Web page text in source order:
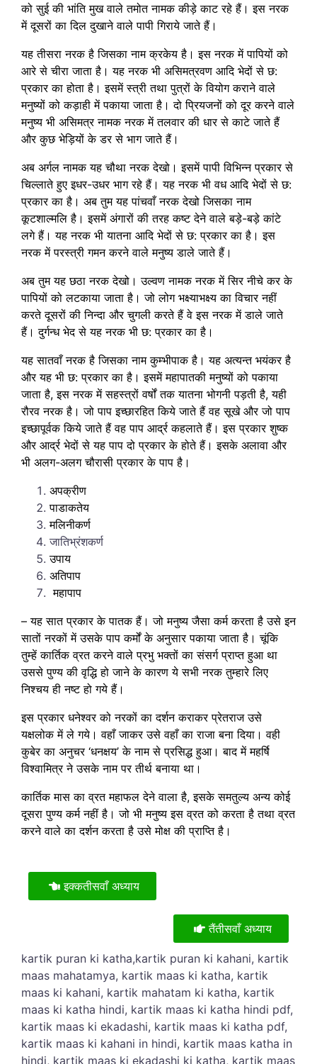
को सुई की भांति मुख वाले तमोत नामक कीड़े काट रहे हैं। इस नरक
में दूसरों का दिल दुखाने वाले पापी गिराये जाते हैं।
यह तीसरा नरक है जिसका नाम क्रकेय है। इस नरक में पापियों को
आरे से चीरा जाता है। यह नरक भी असिमत्रवण आदि भेदों से छ:
प्रकार का होता है। इसमें स्त्री तथा पुत्रों के वियोग कराने वाले
मनुष्यों को कड़ाही में पकाया जाता है। दो प्रियजनों को दूर करने वाले
मनुष्य भी असिमत्र नामक नरक में तलवार की धार से काटे जाते हैं
और कुछ भेड़ियों के डर से भाग जाते हैं।
अब अर्गल नामक यह चौथा नरक देखो। इसमें पापी विभिन्न प्रकार से
चिल्लाते हुए इधर-उधर भाग रहे हैं। यह नरक भी वध आदि भेदों से छ:
प्रकार का है। अब तुम यह पांचवाँ नरक देखो जिसका नाम
कूटशाल्मलि है। इसमें अंगारों की तरह कष्ट देने वाले बड़े-बड़े कांटे
लगे हैं। यह नरक भी यातना आदि भेदों से छ: प्रकार का है। इस
नरक में परस्त्री गमन करने वाले मनुष्य डाले जाते हैं।
अब तुम यह छठा नरक देखो। उल्वण नामक नरक में सिर नीचे कर के
पापियों को लटकाया जाता है। जो लोग भक्ष्याभक्ष्य का विचार नहीं
करते दूसरों की निन्दा और चुगली करते हैं वे इस नरक में डाले जाते
हैं। दुर्गन्ध भेद से यह नरक भी छ: प्रकार का है।
यह सातवाँ नरक है जिसका नाम कुम्भीपाक है । यह अत्यन्त भयंकर है
और यह भी छ: प्रकार का है। इसमें महापातकी मनुष्यों को पकाया
जाता है, इस नरक में सहस्त्रों वर्षों तक यातना भोगनी पड़ती है, यही
रौरव नरक है। जो पाप इच्छारहित किये जाते हैं वह सूखे और जो पाप
इच्छापूर्वक किये जाते हैं वह पाप आर्द्र कहलाते हैं। इस प्रकार शुष्क
और आर्द्र भेदों से यह पाप दो प्रकार के होते हैं। इसके अलावा और
भी अलग-अलग चौरासी प्रकार के पाप है।
अपक्रीण
पाडाकतेय
मलिनीकर्ण
जातिभ्रंशकर्ण
उपाय
अतिपाप
महापाप
– यह सात प्रकार के पातक हैं। जो मनुष्य जैसा कर्म करता है उसे इन
सातों नरकों में उसके पाप कर्मों के अनुसार पकाया जाता है। चूंकि
तुम्हें कार्तिक व्रत करने वाले प्रभु भक्तों का संसर्ग प्राप्त हुआ था
उससे पुण्य की वृद्धि हो जाने के कारण ये सभी नरक तुम्हारे लिए
निश्चय ही नष्ट हो गये हैं।
इस प्रकार धनेश्वर को नरकों का दर्शन कराकर प्रेतराज उसे
यक्षलोक में ले गये। वहाँ जाकर उसे वहाँ का राजा बना दिया। वही
कुबेर का अनुचर ‘धनक्षय’ के नाम से प्रसिद्ध हुआ। बाद में महर्षि
विश्वामित्र ने उसके नाम पर तीर्थ बनाया था।
कार्तिक मास का व्रत महाफल देने वाला है, इसके समतुल्य अन्य कोई
दूसरा पुण्य कर्म नहीं है। जो भी मनुष्य इस व्रत को करता है तथा व्रत
करने वाले का दर्शन करता है उसे मोक्ष की प्राप्ति है।
इक्कतीसवाँ अध्याय
तैंतीसवाँ अध्याय
kartik puran ki katha,kartik puran ki kahani, kartik
maas mahatamya, kartik maas ki katha, kartik
maas ki kahani, kartik mahatam ki katha, kartik
maas ki katha hindi, kartik maas ki katha hindi pdf,
kartik maas ki ekadashi, kartik maas ki katha pdf,
kartik maas ki kahani in hindi, kartik maas katha in
hindi, kartik maas ki ekadashi ki katha, kartik maas